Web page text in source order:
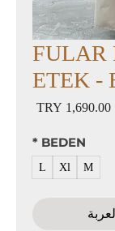
FULAR
ETEK -
السعر
BEDEN
*
M
Xl
L